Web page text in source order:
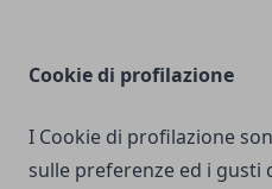
Cookie di profilazione
I Cookie di profilazione
sulle preferenze ed i gusti